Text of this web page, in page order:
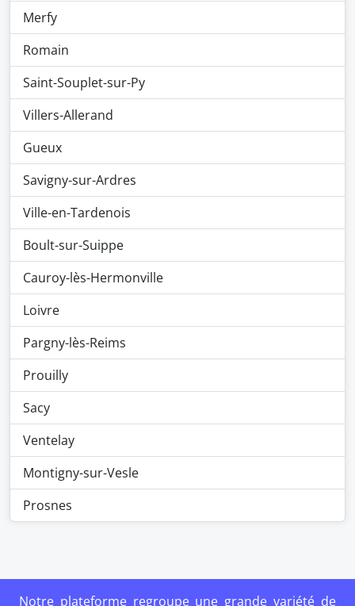
Merfy
Romain
Saint-Souplet-sur-Py
Villers-Allerand
Gueux
Savigny-sur-Ardres
Ville-en-Tardenois
Boult-sur-Suippe
Cauroy-lès-Hermonville
Loivre
Pargny-lès-Reims
Prouilly
Sacy
Ventelay
Montigny-sur-Vesle
Prosnes
Notre plateforme regroupe une grande variété de